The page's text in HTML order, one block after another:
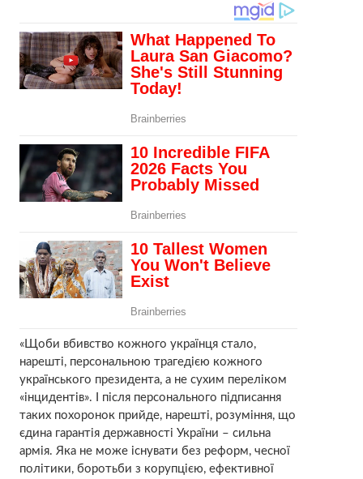
«Щоби вбивство кожного українця стало,
нарешті, персональною трагедією кожного
українського президента, а не сухим переліком
«інцидентів». І після персонального підписання
таких похоронок прийде, нарешті, розуміння, що
єдина гарантія державності України – сильна
армія. Яка не може існувати без реформ, чесної
політики, боротьби з корупцією, ефективної